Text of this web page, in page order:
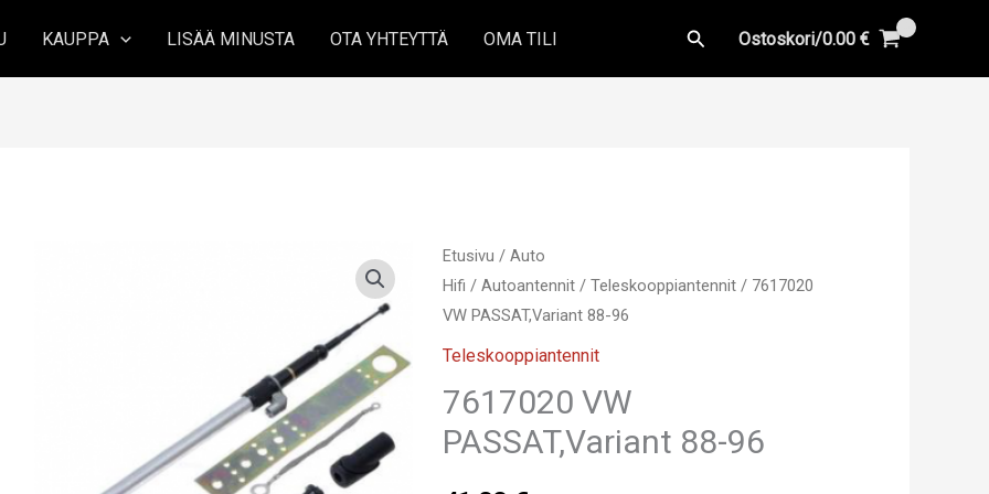
KAUPPA LISÄÄ MINUSTA OTA YHTEYTTÄ OMA TILI Hae Ostoskori/0.00 €
Etusivu /Auto
Hifi /Autoantennit /Teleskooppiantennit / 7617020
VW PASSAT,Variant 88-96
Teleskooppiantennit
7617020 VW
PASSAT,Variant 88-96